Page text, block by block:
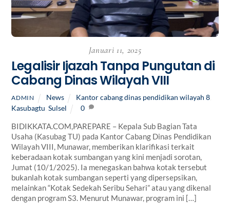
Januari 11, 2025
Legalisir Ijazah Tanpa Pungutan di
Cabang Dinas Wilayah VIII
ADMIN News Kantor cabang dinas pendidikan wilayah 8,
Kasubagtu ,Sulsel 0
BIDIKKATA.COM,PAREPARE – Kepala Sub Bagian Tata
Usaha (Kasubag TU) pada Kantor Cabang Dinas Pendidikan
Wilayah VIII, Munawar, memberikan klarifikasi terkait
keberadaan kotak sumbangan yang kini menjadi sorotan,
Jumat (10/1/2025). Ia menegaskan bahwa kotak tersebut
bukanlah kotak sumbangan seperti yang dipersepsikan,
melainkan “Kotak Sedekah Seribu Sehari” atau yang dikenal
dengan program S3. Menurut Munawar, program ini […]